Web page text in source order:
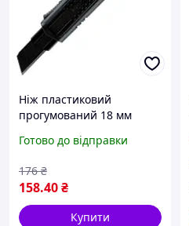
Ніж пластиковий
прогумований 18 мм
Готово до відправки
158.40₴
176 ₴
Купити